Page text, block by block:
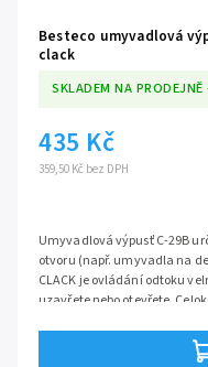
Besteco umyvadlová výpusť bez přepadu, chrom, click-
clack
SKLADEM NA
359,50 Kč bez DPH
435 Kč
Umyvadlová výpusť C-29B
otvoru (např. umyvadla na
CLACK je ovládání odtoku
uzavřete nebo otevřete.